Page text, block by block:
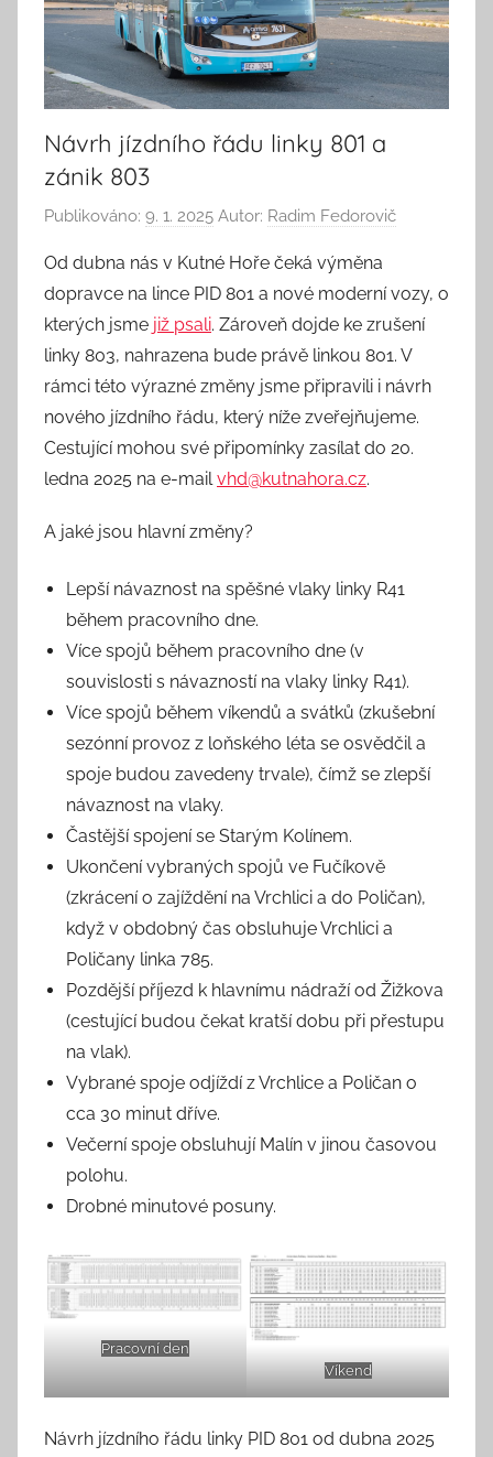
Návrh jízdního řádu linky 801 a
zánik 803
Publikováno: 9. 1. 2025 Autor: Radim Fedorovič
Od dubna nás v Kutné Hoře čeká výměna
dopravce na lince PID 801 a nové moderní vozy, o
kterých jsme již psali. Zároveň dojde ke zrušení
linky 803, nahrazena bude právě linkou 801. V
rámci této výrazné změny jsme připravili i návrh
nového jízdního řádu, který níže zveřejňujeme.
Cestující mohou své připomínky zasílat do 20.
ledna 2025 na e-mailvhd@kutnahora.cz.
A jaké jsou hlavní změny?
Lepší návaznost na spěšné vlaky linky R41
během pracovního dne.
Více spojů během pracovního dne (v
souvislosti s návazností na vlaky linky R41).
Více spojů během víkendů a svátků (zkušební
sezónní provoz z loňského léta se osvědčil a
spoje budou zavedeny trvale), čímž se zlepší
návaznost na vlaky.
Častější spojení se Starým Kolínem.
Ukončení vybraných spojů ve Fučíkově
(zkrácení o zajíždění na Vrchlici a do Poličan),
když v obdobný čas obsluhuje Vrchlici a
Poličany linka 785.
Pozdější příjezd k hlavnímu nádraží od Žižkova
(cestující budou čekat kratší dobu při přestupu
na vlak).
Vybrané spoje odjíždí z Vrchlice a Poličan o
cca 30 minut dříve.
Večerní spoje obsluhují Malín v jinou časovou
polohu.
Drobné minutové posuny.
Pracovní den
Víkend
Návrh jízdního řádu linky PID 801 od dubna 2025